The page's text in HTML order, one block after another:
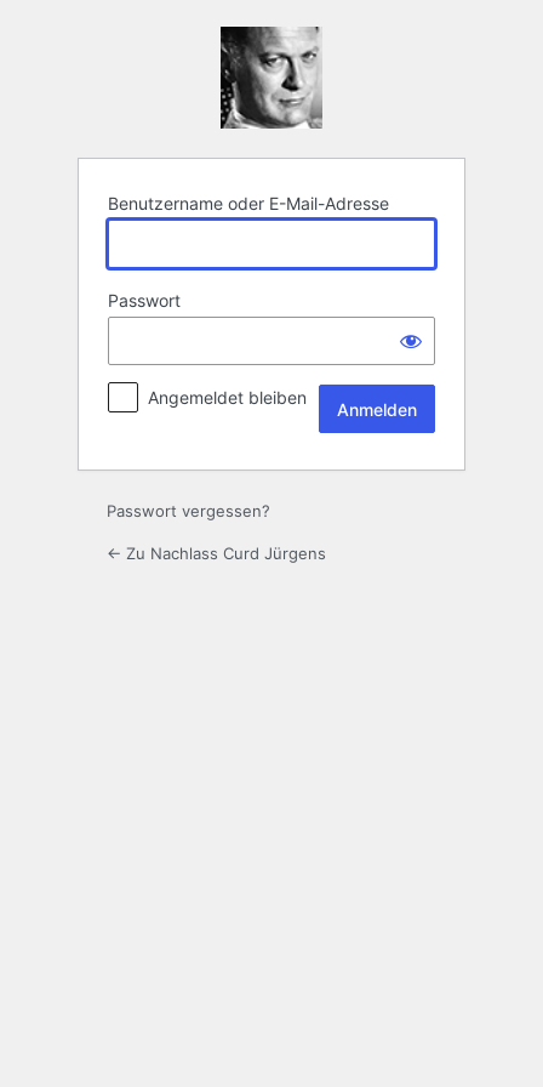
Benutzername oder E-Mail-Adresse
Passwort
Angemeldet bleiben
Passwort vergessen?
← Zu Nachlass Curd Jürgens